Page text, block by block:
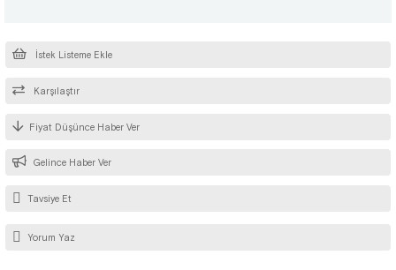
İstek Listeme Ekle
Karşılaştır
Fiyat Düşünce Haber Ver
Gelince Haber Ver
Tavsiye Et
Yorum Yaz